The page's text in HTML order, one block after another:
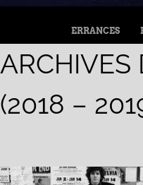
MENU
ALLER AU CONTENU
ERRANCES
ARCHIVES
(2018 –